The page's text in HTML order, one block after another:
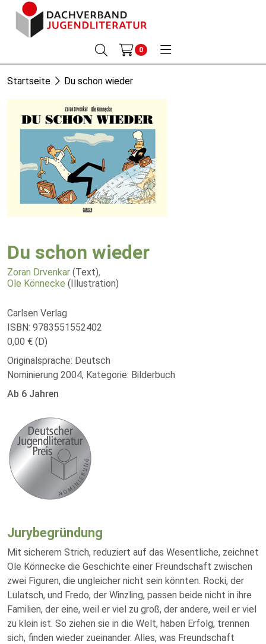
0
Startseite Du schon wieder
Du schon wieder
Zoran Drvenkar (Text),
Ole Könnecke (Illustration)
Carlsen Verlag
ISBN: 9783551552402
0,00 € (D)
Originalsprache: Deutsch
Nominierung 2004, Kategorie: Bilderbuch
Ab 6 Jahren
Jurybegründung
Mit sicherem Strich, reduziert auf das Wesentliche, zeichnet
Ole Könnecke die Geschichte einer Freundschaft zwischen
zwei Figuren, die ungleicher nicht sein könnten. Rocki, der
Lulatsch, und Fredo, der Winzling, passen beide nicht in ihre
Familien, der eine, weil er viel zu groß, der andere, weil er viel
zu klein ist. So ziehen sie in die Welt, haben Erfolg, trennen
sich, finden wieder zueinander. Alles, was Freundschaft